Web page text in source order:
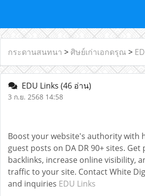
กระดานสนทนา > ศิษย์เก่าเอกดรุณ >
EDU Links (46 อ่าน)
3 ก.ย. 2568 14:58
Boost your website's authority with
guest posts on DA DR 90+ sites. Get
backlinks, increase online visibility,
traffic to your site. Contact White
and inquiries EDU Links